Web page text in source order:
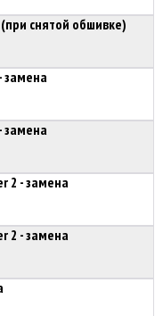
снятой обшивке)
замена
замена
2 - замена
2 - замена